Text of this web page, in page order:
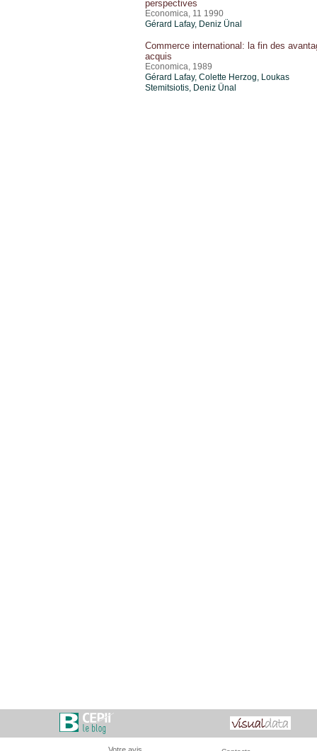
perspectives
Economica, 11 1990
Gérard Lafay, Deniz Ünal
Commerce international: la fin des
acquis
Economica, 1989
Gérard Lafay, Colette Herzog, Loukas
Stemitsiotis, Deniz Ünal